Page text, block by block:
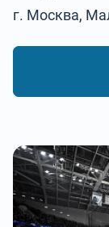
г. Москва,